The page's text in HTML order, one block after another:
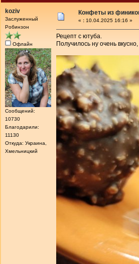
koziv
Заслуженный
Робинзон
Офлайн
Сообщений:
10730
Благодарили:
11130
Откуда: Украина,
Хмельницкий
Конфеты из
« : 10.04.2025 16:16 »
Рецепт с ютуба.
Получилось ну очень